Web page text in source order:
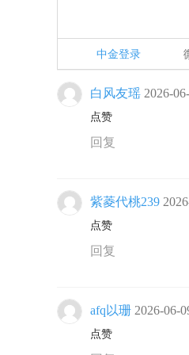
中金登录
白风友瑶 2026-
点赞
回复
紫菱代桃239
点赞
回复
afq以珊 2026-06-
点赞